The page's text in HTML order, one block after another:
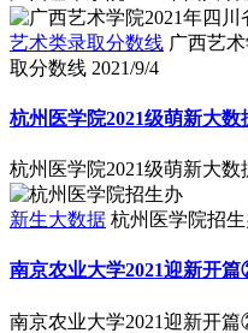
艺术类录取分数线 广西艺
取分数线 2021/9/4
杭州医学院2021级萌新大数
杭州医学院2021级萌新大数
新生大数据 杭州医学院招
南京农业大学2021迎新开
南京农业大学2021迎新开